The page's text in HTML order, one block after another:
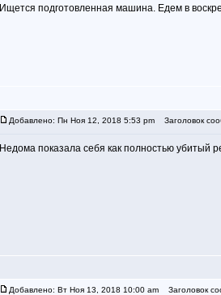
Ищется подготовленная машина. Едем в
Добавлено: Пн Ноя 12, 2018 5:53 pm Заголовок
Недома показала себя как полностью убитый
Добавлено: Вт Ноя 13, 2018 10:00 am Заголовок